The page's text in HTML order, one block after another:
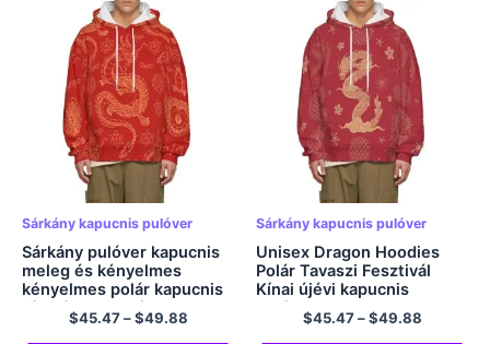
Sárkány kapucnis pulóver
Sárkány pulóver kapucnis
meleg és kényelmes
kényelmes polár kapucnis
férfi és női pulóver
$45.47–$49.88
Sárkány kapucnis pulóver
Unisex Dragon Hoodies
Polár Tavaszi Fesztivál
Kínai újévi kapucnis
pulóver
$45.47–$49.88